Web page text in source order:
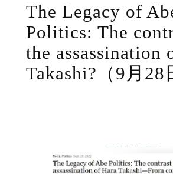
The Legacy of
Politics: The
the assassination
Takashi?（9月28